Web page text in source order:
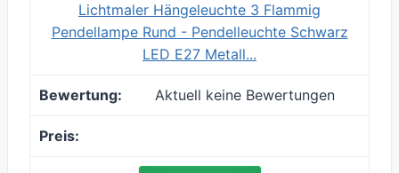
Lichtmaler Hängeleuchte 3 Flammig
Pendellampe Rund - Pendelleuchte Schwarz
LED E27 Metall...
Aktuell keine Bewertungen